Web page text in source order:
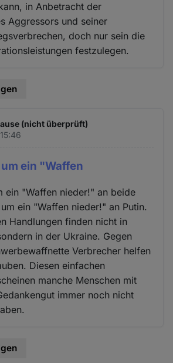
in Anbetracht der
Aggressors und seiner
doch nur sein die
festzulegen.
(nicht überprüft)
ein "Waffen
ein "Waffen nieder!" an beide
ein "Waffen nieder!" an Putin.
Handlungen finden nicht in
in der Ukraine. Gegen
Verbrecher helfen
Diesen einfachen
manche Menschen mit
immer noch nicht